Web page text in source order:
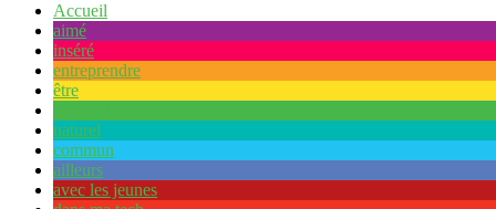
Accueil
aimé
inséré
entreprendre
être
naturel
commun
ailleurs
avec les jeunes